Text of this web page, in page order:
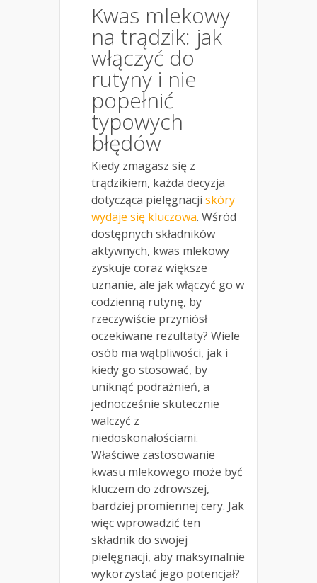
Kwas mlekowy
na trądzik: jak
włączyć do
rutyny i nie
popełnić
typowych
błędów
Kiedy zmagasz się z
trądzikiem, każda decyzja
dotycząca pielęgnacji skóry
wydaje się kluczowa. Wśród
dostępnych składników
aktywnych, kwas mlekowy
zyskuje coraz większe
uznanie, ale jak włączyć go w
codzienną rutynę, by
rzeczywiście przyniósł
oczekiwane rezultaty? Wiele
osób ma wątpliwości, jak i
kiedy go stosować, by
uniknąć podrażnień, a
jednocześnie skutecznie
walczyć z
niedoskonałościami.
Właściwe zastosowanie
kwasu mlekowego może być
kluczem do zdrowszej,
bardziej promiennej cery. Jak
więc wprowadzić ten
składnik do swojej
pielęgnacji, aby maksymalnie
wykorzystać jego potencjał?